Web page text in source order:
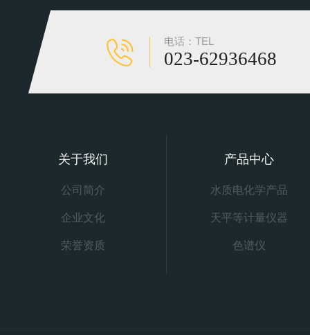
电话：TEL
023-62936468
关于我们
公司简介
企业文化
荣誉资质
产品中心
水质电化学产品
天平等计量仪器
色谱仪